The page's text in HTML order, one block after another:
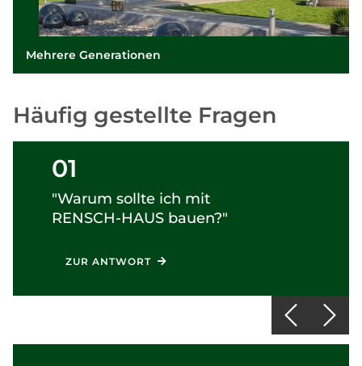
Mehrere Generationen
Häufig gestellte Fragen
01
"Warum sollte ich mit
RENSCH-HAUS bauen?"
ZUR ANTWORT